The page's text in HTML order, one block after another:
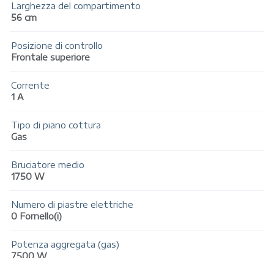
Larghezza del compartimento
56 cm
Posizione di controllo
Frontale superiore
Corrente
1 A
Tipo di piano cottura
Gas
Bruciatore medio
1750 W
Numero di piastre elettriche
0 Fornello(i)
Potenza aggregata (gas)
7500 W